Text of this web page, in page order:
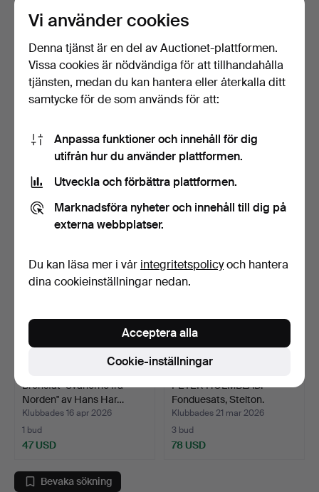
GEORG JENSEN.
Bestickset, 85 delar,
Prisme…
Klubbades 24 jun 2026
25 bud
1 021 USD
Skrin av brons med
mahognyinteriör, dansk …
1 bud
47 USD
Bronsfat "Svanerne fra
Norden" av Hans Har…
Klubbades 16 apr 2026
1 bud
47 USD
PETER HOLMBLAD.
Fonduesats, Stelton.
Danma…
Klubbades 21 mar 2026
3 bud
78 USD
Bevaka sökning
Vi använder cookies
Denna tjänst är en del av Auctionet-plattformen.
Vissa cookies är nödvändiga för att tillhandahålla
tjänsten, medan du kan hantera eller återkalla ditt
samtycke för de som används för att:
Anpassa funktioner och innehåll för dig
utifrån hur du använder plattformen.
Utveckla och förbättra plattformen.
Marknadsföra nyheter och innehåll till dig på
externa webbplatser.
Du kan läsa mer i vår integritetspolicyoch hantera
dina cookieinställningar nedan.
Cookie-inställningar
Acceptera alla